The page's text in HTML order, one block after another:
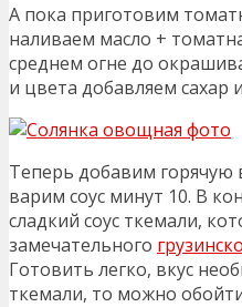
А пока приготовим
наливаем масло +
среднем огне до
и цвета добавляем сахар
Теперь добавим горячую
варим соус минут 10. В
сладкий соус ткемали,
замечательного
Готовить легко, вкус
ткемали, то можно